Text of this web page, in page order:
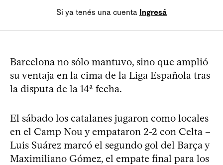
Si ya tenés una cuenta Ingresá
Barcelona no sólo mantuvo, sino que amplió
su ventaja en la cima de la Liga Española tras
la disputa de la 14ª fecha.
El sábado los catalanes jugaron como locales
en el Camp Nou y empataron 2-2 con Celta –
Luis Suárez marcó el segundo gol del Barça y
Maximiliano Gómez, el empate final para los